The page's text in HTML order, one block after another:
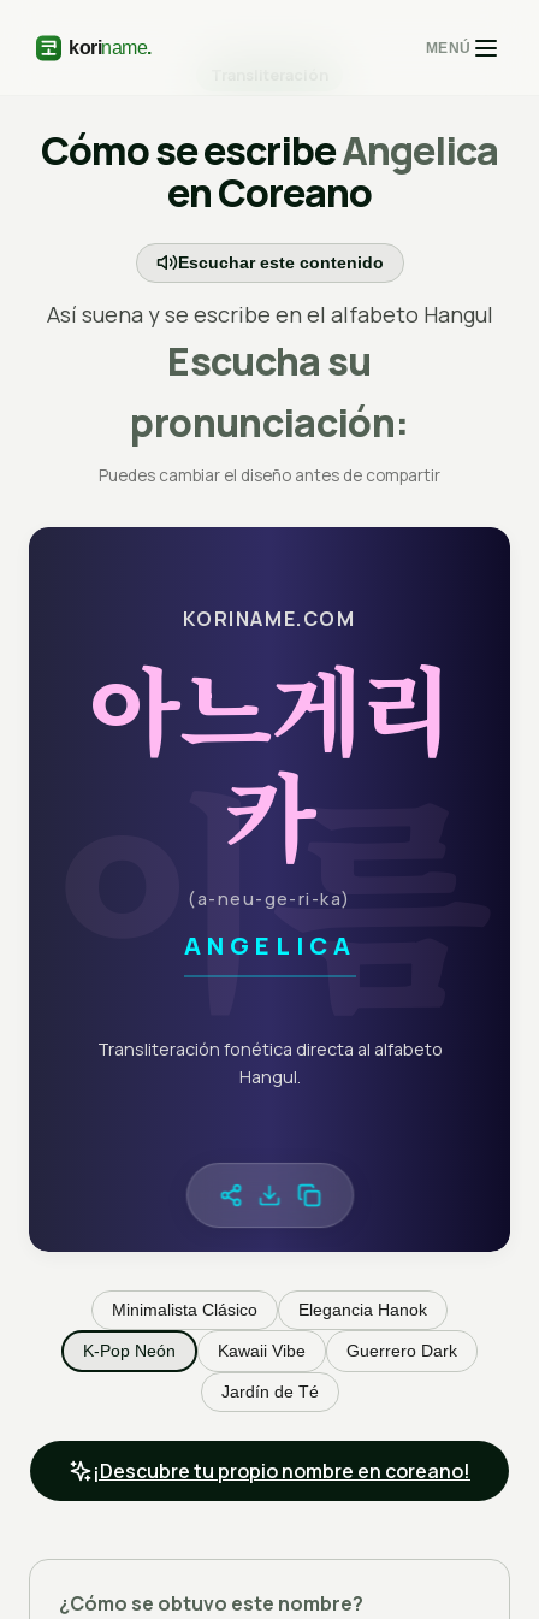
MENÚ
Cómo se escribeAngelica
en Coreano
Escuchar este contenido
Así suena y se escribe en el alfabeto Hangul
Escucha su
pronunciación:
Puedes cambiar el diseño antes de compartir
이름
KORINAME.COM
아느게리
카
(a-neu-ge-ri-ka)
ANGELICA
Transliteración fonética directa al alfabeto
Hangul.
Minimalista Clásico Elegancia Hanok
K-Pop Neón Kawaii Vibe Guerrero Dark
Jardín de Té
¡Descubre tu propio nombre en coreano!
¿Cómo se obtuvo este nombre?